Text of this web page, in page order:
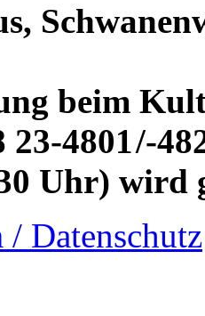
beim
4801 /-
Uhr) wird
/ Datenschutz